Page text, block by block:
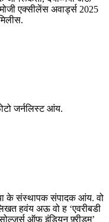
एक्सीलेंस अवार्ड्स 2025
जर्नलिस्ट आंय.
के संस्थापक संपादक आंय. वो
हवंय अऊ वो ह ‘एवरीबडी
ऑफ़ इंडियन फ़्रीडम’